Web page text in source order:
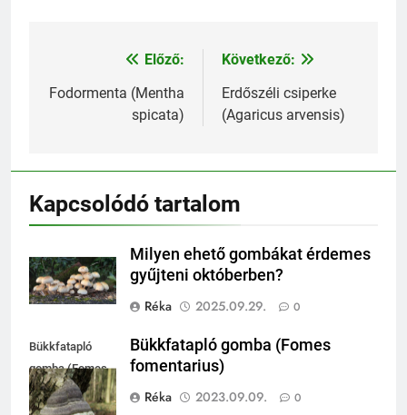
Bejegyzés
navigáció
Előző:
Fodormenta (Mentha
spicata)
Következő:
Erdőszéli csiperke
(Agaricus arvensis)
Kapcsolódó tartalom
Milyen ehető gombákat érdemes
gyűjteni októberben?
Réka
2025.09.29. 0
Bükkfatapló
gomba (Fomes
fomentariu
Bükkfatapló gomba (Fomes
fomentarius)
Réka
2023.09.09. 0